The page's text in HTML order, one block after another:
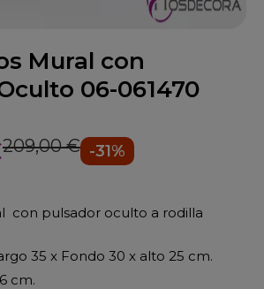
Mural con
06-061470
209,00 € -31%
con pulsador oculto a rodilla
35 x Fondo 30 x alto 25 cm.
cm.